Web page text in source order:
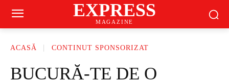
EXPRESS
MAGAZINE
ACASĂ CONTINUT SPONSORIZAT
BUCURĂ-TE DE O